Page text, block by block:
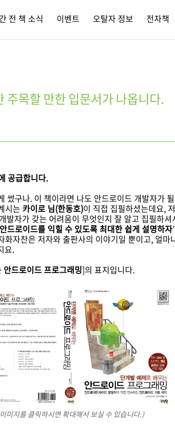
전 책 소식 이벤트 오탈자 정보 전자책
주목할 만한 입문서가 나옵니다.
공급합니다.
썼구나. 이 책이라면 나도 안드로이드 개발자가
시는 카이로 님(한동호)이 직접 집필하셨는데요,
발자가 갖는 어려움이 무엇인지 잘 알고 집필하
드로이드를 익힐 수 있도록 최대한 쉽게 설명하자
자찬은 저자와 출판사의 이야기일 뿐이고, 얼마
요.
안드로이드 프로그래밍]의 표지입니다.
미지를 클릭하시면 확대해서 보실 수 있습니다.)